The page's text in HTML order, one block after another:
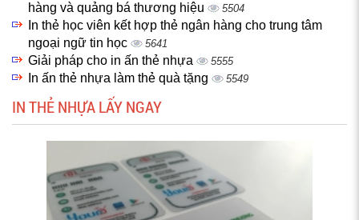
hàng và quảng bá thương hiệu
5504
In thẻ học viên kết hợp thẻ ngân hàng cho trung tâm
ngoại ngữ tin học
5641
Giải pháp cho in ấn thẻ nhựa 5555
In ấn thẻ nhựa làm thẻ quà tặng 5549
IN THẺ NHỰA LẤY NGAY